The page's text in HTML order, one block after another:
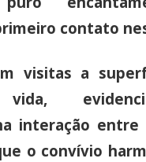
contato
visitas a
vida,
interação entre
o convívio